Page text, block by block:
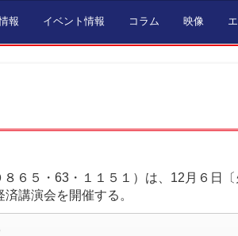
報 イベント情報 コラム 映像
８６５・63・１１５１）は、12月６日
講演会を開催する。